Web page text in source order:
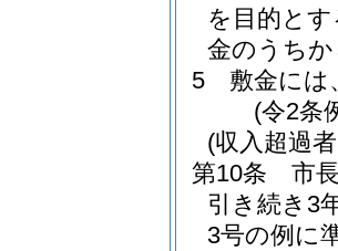
を目的と
金のうち
5
敷金には
(令2条
(収入超過
第10条
市
引き続き3
3号の例に